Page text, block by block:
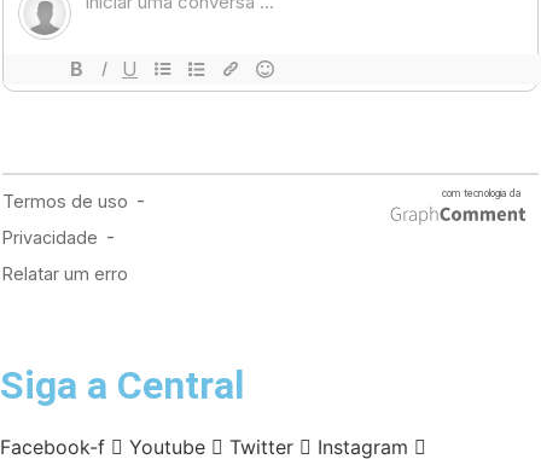
Siga a Central
Facebook-f Youtube Twitter Instagram